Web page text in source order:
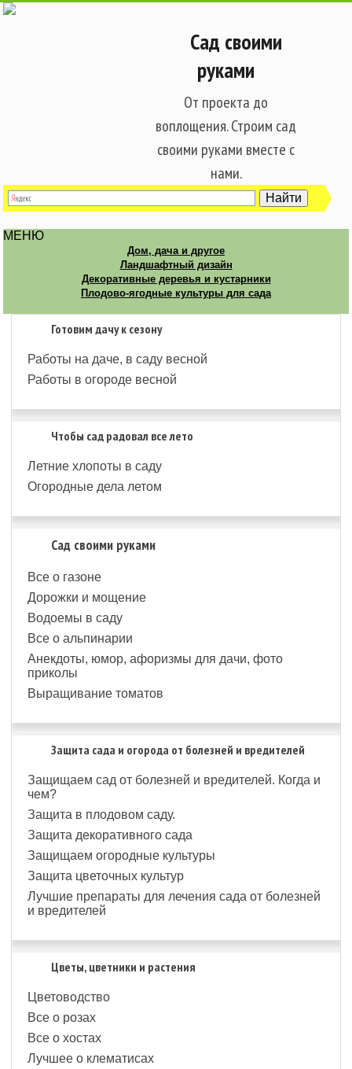
Сад своими
руками
От проекта до
воплощения. Строим сад
своими руками вместе с
нами.
МЕНЮ
Дом, дача и другое
Ландшафтный дизайн
Декоративные деревья и кустарники
Плодово-ягодные культуры для сада
Готовим дачу к сезону
Работы на даче, в саду весной
Работы в огороде весной
Чтобы сад радовал все лето
Летние хлопоты в саду
Огородные дела летом
Сад своими руками
Все о газоне
Дорожки и мощение
Водоемы в саду
Все о альпинарии
Анекдоты, юмор, афоризмы для дачи, фото
приколы
Выращивание томатов
Защита сада и огорода от болезней и вредителей
Защищаем сад от болезней и вредителей. Когда и
чем?
Защита в плодовом саду.
Защита декоративного сада
Защищаем огородные культуры
Защита цветочных культур
Лучшие препараты для лечения сада от болезней
и вредителей
Цветы, цветники и растения
Цветоводство
Все о розах
Все о хостах
Лучшее о клематисах